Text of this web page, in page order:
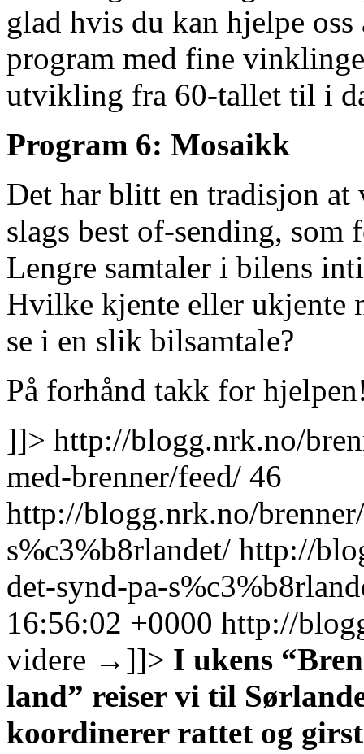
glad hvis du kan hjelpe
program med fine
utvikling fra 60-tallet til i
Program 6: Mosaikk
Det har blitt en tradisjon at
slags best of-sending,
Lengre samtaler i bilens
Hvilke kjente eller ukjente
se i en slik bilsamtale?
På forhånd takk for
]]> http://blogg.nrk.no/
med-brenner/feed/ 46
http://blogg.nrk.no/
s%c3%b8rlandet/ http://
det-synd-pa-
16:56:02 +0000 http://
videre → ]]> I ukens
land” reiser vi til
koordinerer rattet og